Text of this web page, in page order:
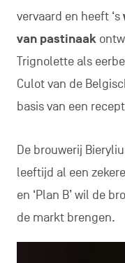
vervaard en heeft ‘s
van pastinaak
Trignolette als
Culot van de
basis van een
De brouwerij
leeftijd al een zekere
en ‘Plan B’ wil de
de markt brengen.